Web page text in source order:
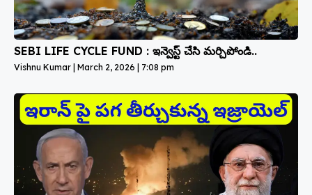
SEBI LIFE CYCLE FUND : ఇన్వెస్ట్ చేసి మర్చిపోండి..
Vishnu Kumar March 2, 2026 7:08 pm